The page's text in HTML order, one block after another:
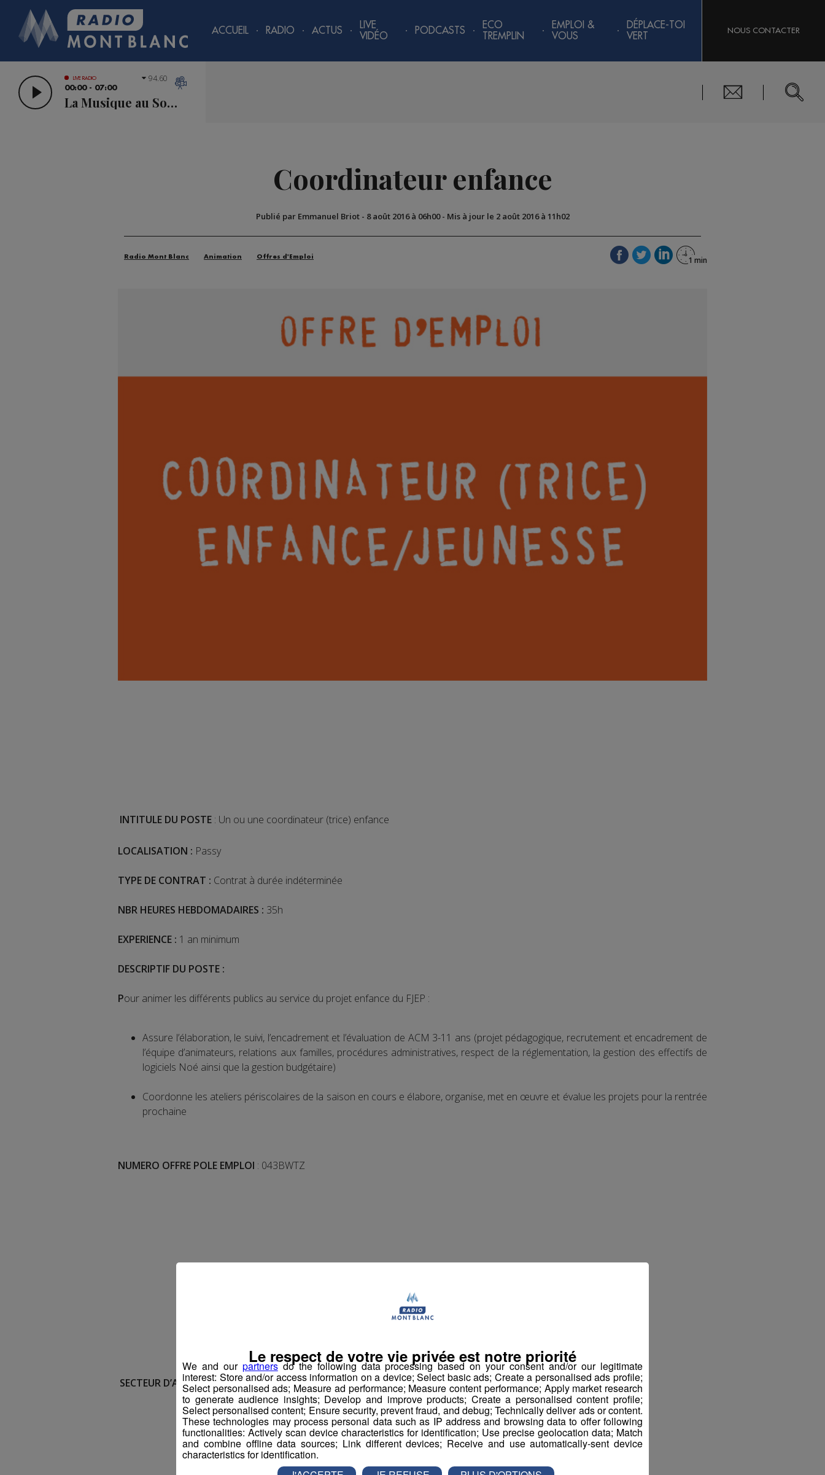
ACCUEIL RADIO ACTUS
LIVE
VIDÉO
PODCASTS
ECO
TREMPLIN
EMPLOI &
VOUS
DÉPLACE-TOI
VERT
NOUS CONTACTER
LIVE RADIO
00:00 - 07:00
La Musique au Sommet
94.60
Coordinateur enfance
Publié par Emmanuel Briot- 8 août 2016 à 06h00- Mis à jour le 2 août 2016 à 11h02
Radio Mont Blanc Animation Offres d'Emploi
INTITULE DU POSTE : Un ou une coordinateur (trice) enfance
LOCALISATION : Passy
TYPE DE CONTRAT : Contrat à durée indéterminée
NBR HEURES HEBDOMADAIRES : 35h
EXPERIENCE : 1 an minimum
DESCRIPTIF DU POSTE :
Pour animer les différents publics au service du projet enfance du FJEP :
Assure l’élaboration, le suivi, l’encadrement et l’évaluation de ACM 3-11 ans (projet pédagogique, recrutement et encadrement de
l’équipe d’animateurs, relations aux familles, procédures administratives, respect de la réglementation, la gestion des effectifs de
logiciels Noé ainsi que la gestion budgétaire)
Coordonne les ateliers périscolaires de la saison en cours e élabore, organise, met en œuvre et évalue les projets pour la rentrée
prochaine
NUMERO OFFRE POLE EMPLOI : 043BWTZ
SECTEUR D’ACTIVITE : Animation
B
We and our partnersdo the following data processing based on your consent and/or our legitimate
interest: Store and/or access information on a device; Select basic ads; Create a personalised ads profile;
Select personalised ads; Measure ad performance; Measure content performance; Apply market research
to generate audience insights; Develop and improve products; Create a personalised content profile;
Select personalised content; Ensure security, prevent fraud, and debug; Technically deliver ads or content.
These technologies may process personal data such as IP address and browsing data to offer following
functionalities: Actively scan device characteristics for identification; Use precise geolocation data; Match
and combine offline data sources; Link different devices; Receive and use automatically-sent device
characteristics for identification.
Le respect de votre vie privée est notre priorité